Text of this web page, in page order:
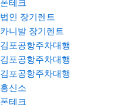
폰테크
법인 장기렌트
카니발 장기렌트
김포공항주차대행
김포공항주차대행
김포공항주차대행
흥신소
폰테크